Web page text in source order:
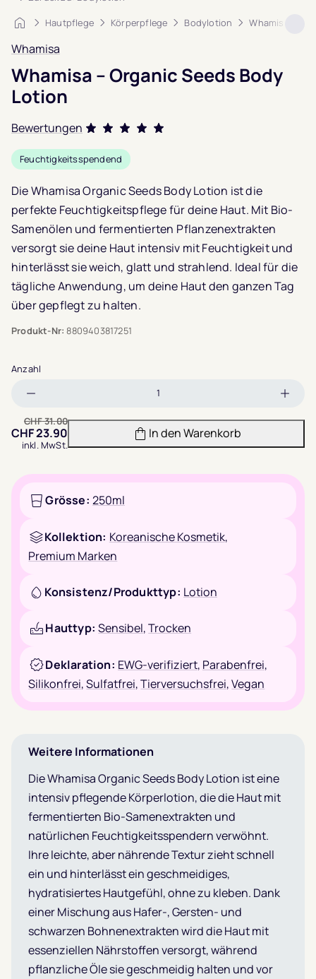
Startseite
Hautpflege Körperpflege Bodylotion Whamisa –
Whamisa
Whamisa – Organic Seeds Body
Lotion
Bewertungen
Bewertet mit
5.0von 5,
basierend auf
Kundenbewertungen
Feuchtigkeitsspendend
Die Whamisa Organic Seeds Body Lotion ist die
perfekte Feuchtigkeitspflege für deine Haut. Mit Bio-
Samenölen und fermentierten Pflanzenextrakten
versorgt sie deine Haut intensiv mit Feuchtigkeit und
hinterlässt sie weich, glatt und strahlend. Ideal für die
tägliche Anwendung, um deine Haut den ganzen Tag
über gepflegt zu halten.
Produkt-Nr: 8809403817251
Anzahl
verringern
CHF31.00
CHF23.90
inkl. MwSt.
In den Warenkorb
Grösse: 250ml
Kollektion: Koreanische Kosmetik,
Premium Marken
Konsistenz/Produkttyp: Lotion
Hauttyp:Sensibel,Trocken
Deklaration: EWG-verifiziert, Parabenfrei,
Silikonfrei,Sulfatfrei,Tierversuchsfrei,Vegan
Weitere Informationen
Die Whamisa Organic Seeds Body Lotion ist eine
intensiv pflegende Körperlotion, die die Haut mit
fermentierten Bio-Samenextrakten und
natürlichen Feuchtigkeitsspendern verwöhnt.
Ihre leichte, aber nährende Textur zieht schnell
ein und hinterlässt ein geschmeidiges,
hydratisiertes Hautgefühl, ohne zu kleben. Dank
einer Mischung aus Hafer-, Gersten- und
schwarzen Bohnenextrakten wird die Haut mit
essenziellen Nährstoffen versorgt, während
pflanzliche Öle sie geschmeidig halten und vor